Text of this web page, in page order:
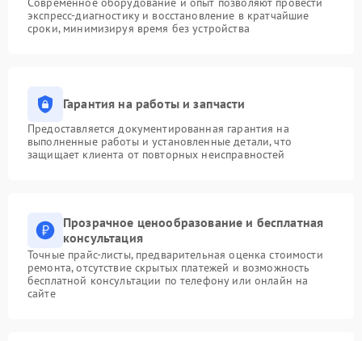
экспресс-диагностику и восстановление в кратчайшие
сроки, минимизируя время без устройства
Гарантия на работы и запчасти
Предоставляется документированная гарантия на
выполненные работы и установленные детали, что
защищает клиента от повторных неисправностей
Прозрачное ценообразование и бесплатная
консультация
Точные прайс-листы, предварительная оценка стоимости
ремонта, отсутствие скрытых платежей и возможность
бесплатной консультации по телефону или онлайн на
сайте